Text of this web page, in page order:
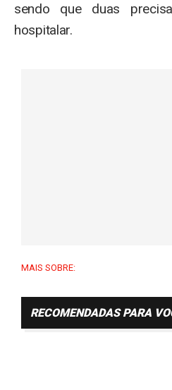
sendo que duas
hospitalar.
MAIS SOBRE:
RECOMENDADAS PARA